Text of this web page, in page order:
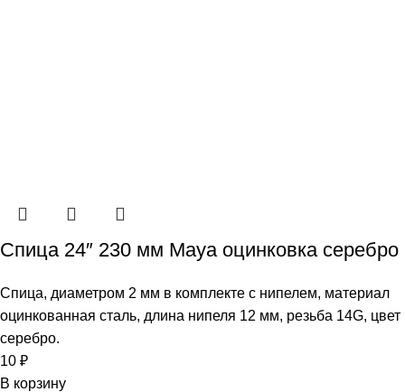
Спица 24″ 230 мм Maya оцинковка серебро
Спица, диаметром 2 мм в комплекте с нипелем, материал
оцинкованная сталь, длина нипеля 12 мм, резьба 14G, цвет
серебро.
10 ₽
В корзину